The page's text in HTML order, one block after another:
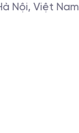
Nội, Việt Nam